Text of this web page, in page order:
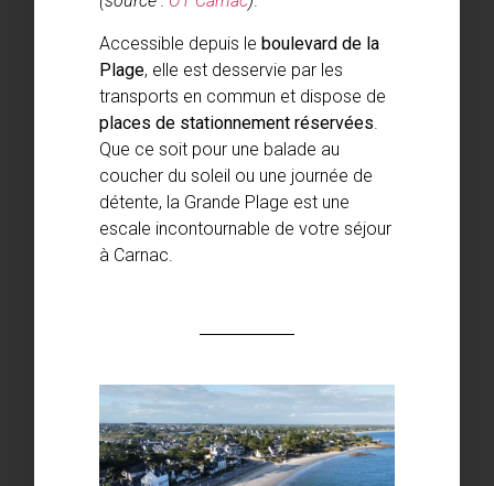
Accessible depuis le boulevard de la
Plage, elle est desservie par les
transports en commun et dispose de
places de stationnement réservées
Que ce soit pour une balade au
coucher du soleil ou une journée de
détente, la Grande Plage est une
escale incontournable de votre séjour
à Carnac.